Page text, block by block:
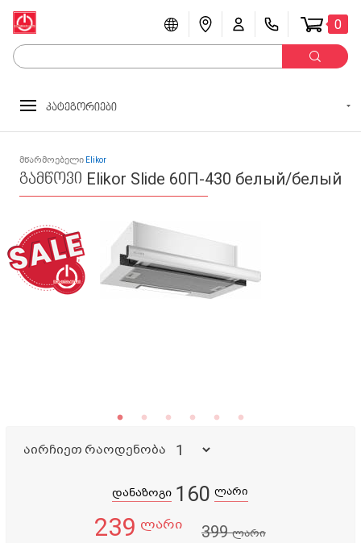
0
კატეგორიები
მწარმოებელი Elikor
გამწოვი Elikor Slide 60П-430 белый/белый
აირჩიეთ რაოდენობა
დანაზოგი 160 ლარი
239 ლარი 399ლარი